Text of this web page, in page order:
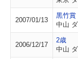
2007/01/13
黒竹賞
中山
2006/12/17
2歳
中山